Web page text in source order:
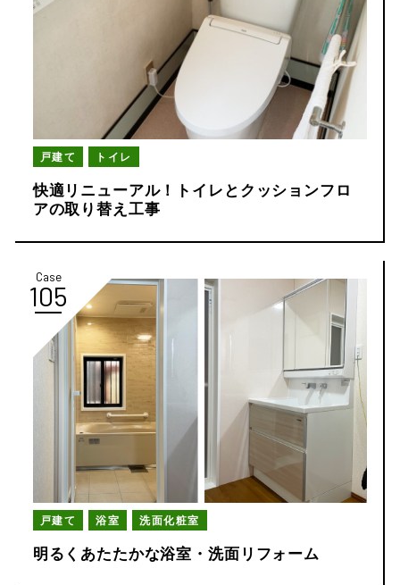
戸建て トイレ
快適リニューアル！トイレとクッションフロ
アの取り替え工事
Case
105
戸建て 浴室 洗面化粧室
明るくあたたかな浴室・洗面リフォーム